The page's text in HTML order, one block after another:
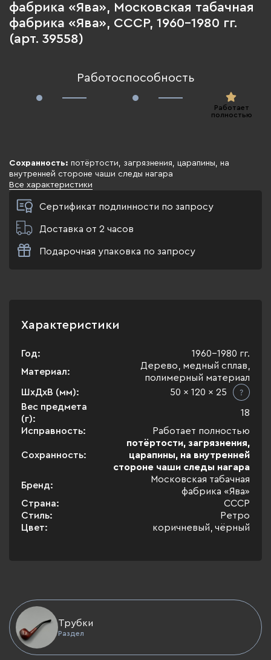
фабрика «Ява», Московская табачная
фабрика «Ява», СССР, 1960-1980 гг.
(арт. 39558)
Работоспособность
Работает
полностью
Сохранность: потёртости, загрязнения, царапины, на
внутренней стороне чаши следы нагара
Все характеристики
Сертификат подлинности по запросу
Доставка от 2 часов
Подарочная упаковка по запросу
Характеристики
Год:
1960-1980 гг.
Материал:
Дерево, медный сплав,
полимерный материал
ШхДхВ (мм):
50 x 120 x 25
Вес предмета
(г):
18
Исправность:
Работает полностью
Сохранность:
потёртости, загрязнения,
царапины, на внутренней
стороне чаши следы нагара
Бренд:
Московская табачная
фабрика «Ява»
Страна:
СССР
Стиль:
Ретро
Цвет:
коричневый, чёрный
Трубки
Раздел